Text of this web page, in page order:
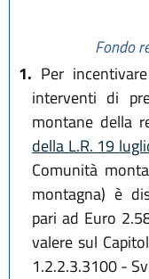
Fondo
1. Per
interventi di
montane della
della L.R. 19
Comunità
montagna) è
pari ad Euro
valere sul
1.2.2.3.3100 -